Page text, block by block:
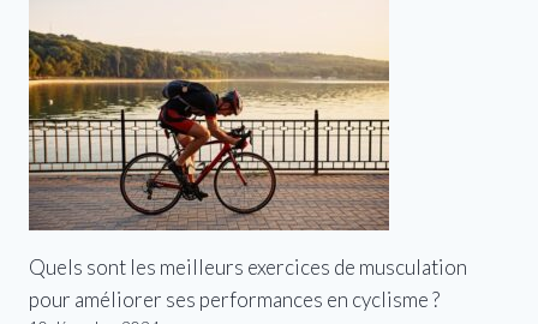
Quels sont les meilleurs exercices de musculation
pour améliorer ses performances en cyclisme ?